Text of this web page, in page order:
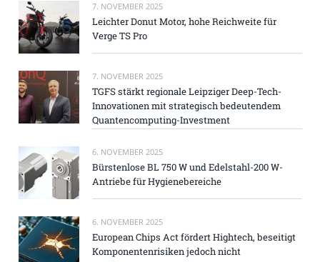
7. NOVEMBER 2025
Leichter Donut Motor, hohe Reichweite für
Verge TS Pro
7. NOVEMBER 2025
TGFS stärkt regionale Leipziger Deep-Tech-
Innovationen mit strategisch bedeutendem
Quantencomputing-Investment
6. NOVEMBER 2025
Bürstenlose BL 750 W und Edelstahl-200 W-
Antriebe für Hygienebereiche
6. NOVEMBER 2025
European Chips Act fördert Hightech, beseitigt
Komponentenrisiken jedoch nicht